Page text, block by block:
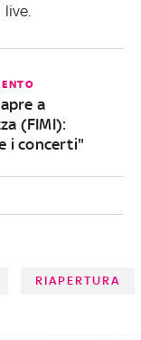
a
(FIMI):
i concerti"
RIAPERTURA